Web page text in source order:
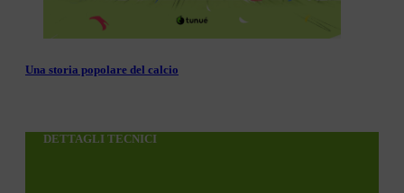
Una storia popolare del calcio
DETTAGLI TECNICI